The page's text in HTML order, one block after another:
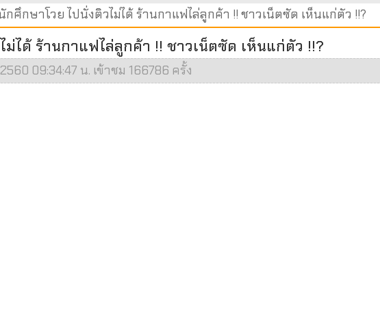
กศึกษาโวย ไปนั่งติวไม่ได้ ร้านกาแฟไล่ลูกค้า !! ชาวเน็ตซัด เห็นแก่ตัว !!?
ม่ได้ ร้านกาแฟไล่ลูกค้า !! ชาวเน็ตซัด เห็นแก่ตัว !!?
09:34:47 น. เข้าชม 166786 ครั้ง